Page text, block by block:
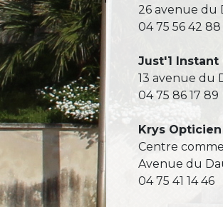
26 avenue du
04 75 56 42 88
Just'1
13 avenue du
04 75 86 17 89
Krys Opticien
Centre
Avenue du
04 75 41 14 46